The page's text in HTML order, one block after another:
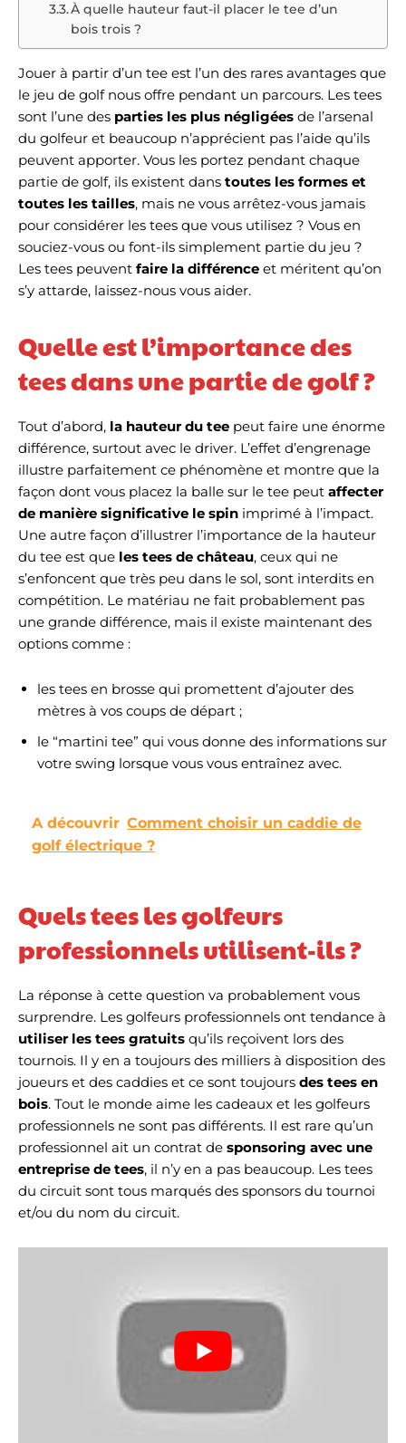
À quelle hauteur faut-il placer le tee d’un
bois trois ?
Jouer à partir d’un tee est l’un des rares avantages que
le jeu de golf nous offre pendant un parcours. Les tees
sont l’une des parties les plus négligées de l’arsenal
du golfeur et beaucoup n’apprécient pas l’aide qu’ils
peuvent apporter. Vous les portez pendant chaque
partie de golf, ils existent dans toutes les formes et
toutes les tailles, mais ne vous arrêtez-vous jamais
pour considérer les tees que vous utilisez ? Vous en
souciez-vous ou font-ils simplement partie du jeu ?
Les tees peuvent faire la différence et méritent qu’on
s’y attarde, laissez-nous vous aider.
Quelle est l’importance des
tees dans une partie de golf ?
Tout d’abord, la hauteur du tee peut faire une énorme
différence, surtout avec le driver. L’effet d’engrenage
illustre parfaitement ce phénomène et montre que la
façon dont vous placez la balle sur le tee peut affecter
de manière significative le spin imprimé à l’impact.
Une autre façon d’illustrer l’importance de la hauteur
du tee est que les tees de château, ceux qui ne
s’enfoncent que très peu dans le sol, sont interdits en
compétition. Le matériau ne fait probablement pas
une grande différence, mais il existe maintenant des
options comme :
les tees en brosse qui promettent d’ajouter des
mètres à vos coups de départ ;
le “martini tee” qui vous donne des informations sur
votre swing lorsque vous vous entraînez avec.
A découvrir Comment choisir un caddie de
golf électrique ?
Quels tees les golfeurs
professionnels utilisent-ils ?
La réponse à cette question va probablement vous
surprendre. Les golfeurs professionnels ont tendance à
utiliser les tees gratuits qu’ils reçoivent lors des
tournois. Il y en a toujours des milliers à disposition des
joueurs et des caddies et ce sont toujours des tees en
bois. Tout le monde aime les cadeaux et les golfeurs
professionnels ne sont pas différents. Il est rare qu’un
professionnel ait un contrat de sponsoring avec une
entreprise de tees, il n’y en a pas beaucoup. Les tees
du circuit sont tous marqués des sponsors du tournoi
et/ou du nom du circuit.